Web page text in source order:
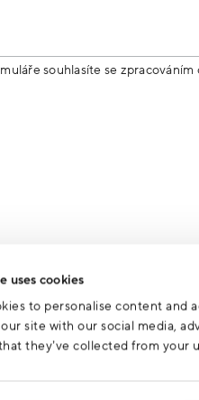
uses cookies
to personalise content and
site with our social media,
they’ve collected from your
souhlasíte se